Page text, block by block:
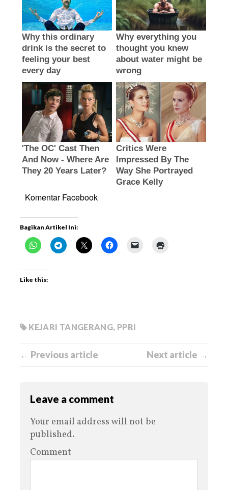
Komentar Facebook
Bagikan Artikel Ini:
Like this:
KEJARI TANGERANG, PPRI
← Previous article Next article →
Leave a comment
Your email address will not be
published.
Comment